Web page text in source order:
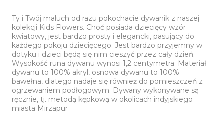
Ty i Twój maluch od razu pokochacie dywanik z naszej
kolekcji Kids Flowers. Choć posiada dziecięcy wzór
kwiatowy, jest bardzo prosty i elegancki, pasujący do
każdego pokoju dziecięcego. Jest bardzo przyjemny w
dotyku i dzieci będą się nim cieszyć przez cały dzień.
Wysokość runa dywanu wynosi 1,2 centymetra. Materiał
dywanu to 100% akryl, osnowa dywanu to 100%
bawełna, dlatego nadaje się również do pomieszczeń z
ogrzewaniem podłogowym. Dywany wykonywane są
ręcznie, tj. metodą kępkową w okolicach indyjskiego
miasta Mirzapur